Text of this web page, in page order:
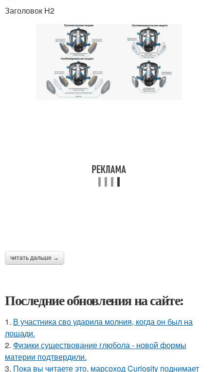
Заголовок H2
читать дальше →
Последние обновления на сайте:
1. В участника сво ударила молния, когда он был на
лошади.
2. Физики существование глюбола - новой формы
материи подтвердили.
3. Пока вы читаете это, марсоход Curiosity поднимает